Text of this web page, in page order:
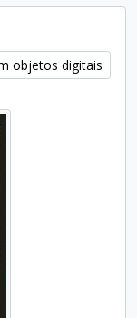
objetos digitais